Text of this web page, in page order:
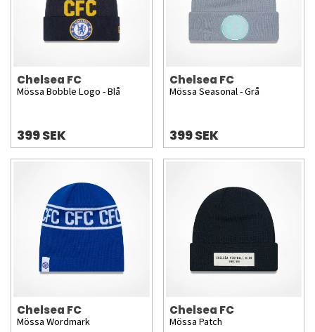
Chelsea FC
Mössa Bobble Logo - Blå
399 SEK
Chelsea FC
Mössa Seasonal - Grå
399 SEK
Chelsea FC
Mössa Wordmark
Chelsea FC
Mössa Patch